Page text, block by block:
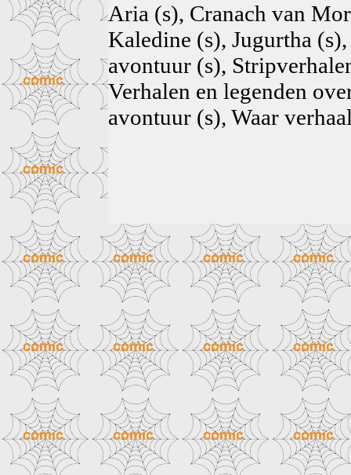
Aria (s), Cranach van
Kaledine (s), Jugurtha
avontuur (s),
Verhalen en legenden
avontuur (s), Waar